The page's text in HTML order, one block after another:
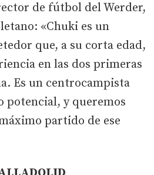
de fútbol del Werder,
«Chuki es un
que, a su corta edad,
en las dos primeras
Es un centrocampista
potencial, y queremos
partido de ese